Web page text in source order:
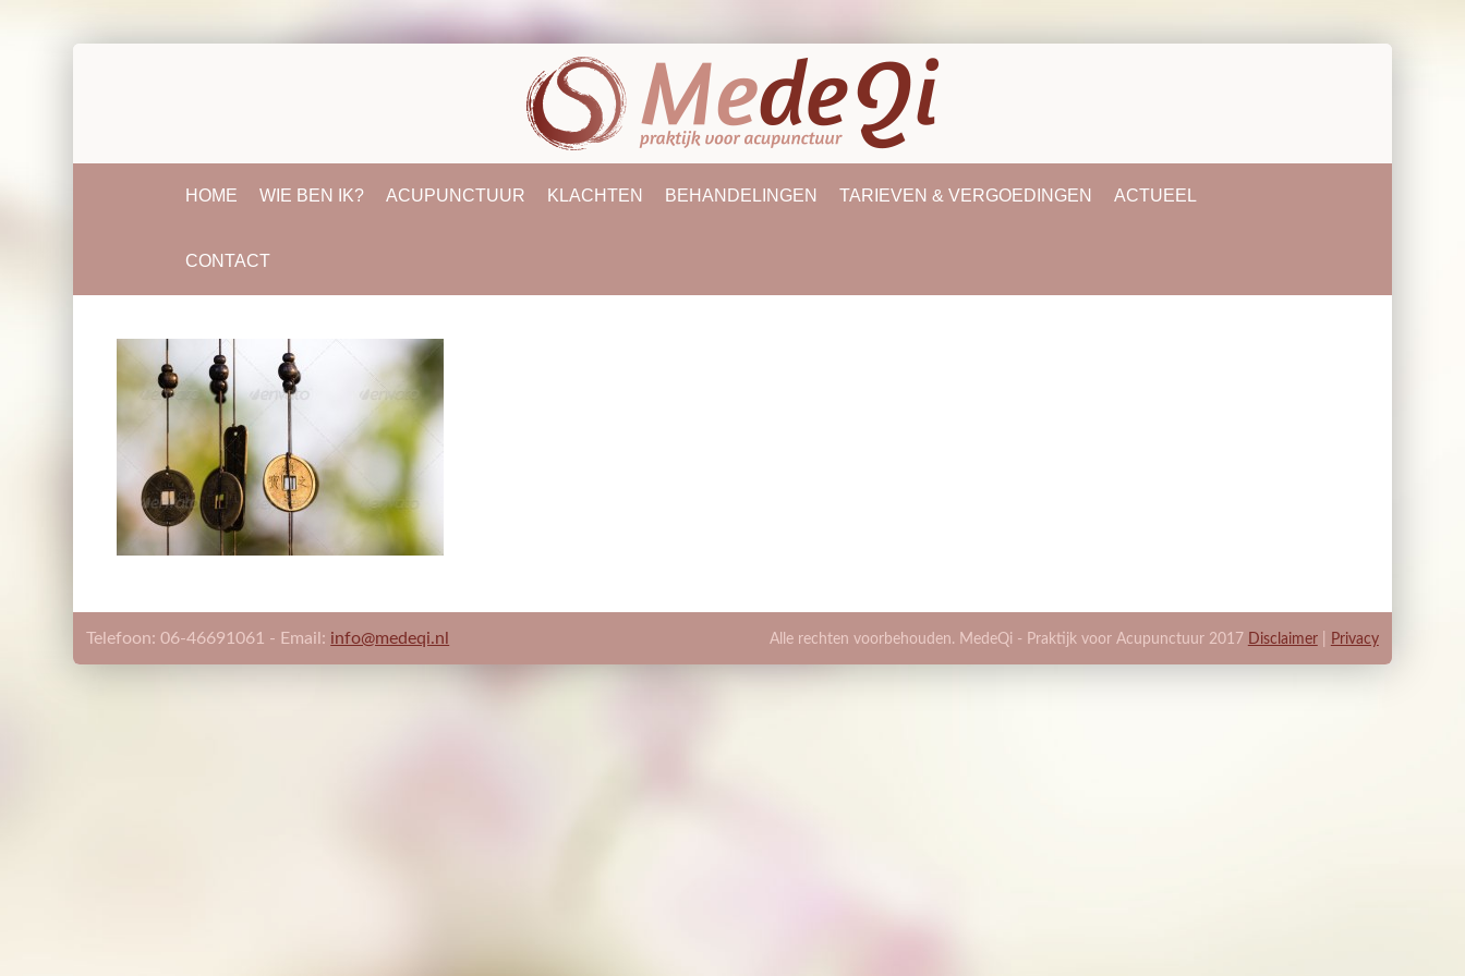
HOME WIE BEN IK? ACUPUNCTUUR KLACHTEN BEHANDELINGEN TARIEVEN & VERGOEDINGEN ACTUEEL
CONTACT
Telefoon: 06-46691061 - Email: info@medeqi.nl Alle rechten voorbehouden. MedeQi - Praktijk voor Acupunctuur 2017 Disclaimer| Privacy